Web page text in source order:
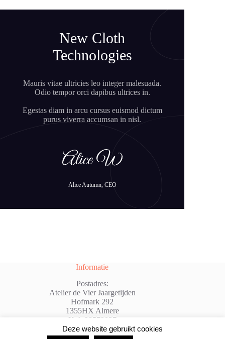
New Cloth
Technologies
Mauris vitae ultricies leo integer malesuada.
Odio tempor orci dapibus ultrices in.
Egestas diam in arcu cursus euismod dictum
purus viverra accumsan in nisl.
Alice Autumn, CEO
Informatie
Postadres:
Atelier de Vier Jaargetijden
Hofmark 292
1355HX Almere
Kvk:98579037
@: info@atelierdevierjaargetijden.nl
Deze website gebruikt cookies